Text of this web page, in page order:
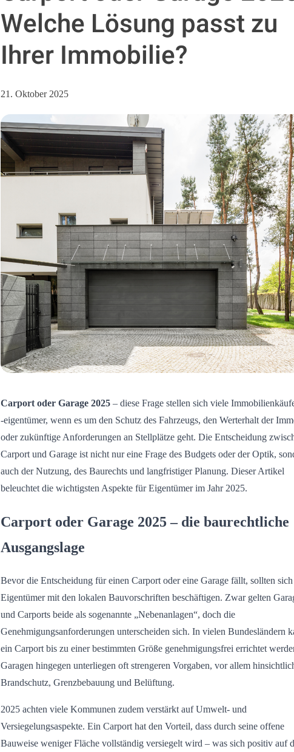
Welche Lösung passt zu
Ihrer Immobilie?
21. Oktober 2025
Carport oder Garage 2025 – diese Frage stellen sich viele
-eigentümer, wenn es um den Schutz des Fahrzeugs, den Werterhalt der
oder zukünftige Anforderungen an Stellplätze geht. Die Entscheidung
Carport und Garage ist nicht nur eine Frage des Budgets oder der Optik,
auch der Nutzung, des Baurechts und langfristiger Planung. Dieser Artikel
beleuchtet die wichtigsten Aspekte für Eigentümer im Jahr 2025.
Carport oder Garage 2025 – die baurechtliche
Ausgangslage
Bevor die Entscheidung für einen Carport oder eine Garage fällt, sollten sich
Eigentümer mit den lokalen Bauvorschriften beschäftigen. Zwar gelten
und Carports beide als sogenannte „Nebenanlagen“, doch die
Genehmigungsanforderungen unterscheiden sich. In vielen Bundesländern
ein Carport bis zu einer bestimmten Größe genehmigungsfrei errichtet
Garagen hingegen unterliegen oft strengeren Vorgaben, vor allem
Brandschutz, Grenzbebauung und Belüftung.
2025 achten viele Kommunen zudem verstärkt auf Umwelt- und
Versiegelungsaspekte. Ein Carport hat den Vorteil, dass durch seine offene
Bauweise weniger Fläche vollständig versiegelt wird – was sich positiv auf